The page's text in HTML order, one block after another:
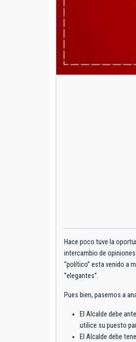
Hace poco tuve la
intercambio de
“político” esta venido a
“elegantes”.
Pues bien, pasemos a
El Alcalde debe
utilice su puesto
El Alcalde debe